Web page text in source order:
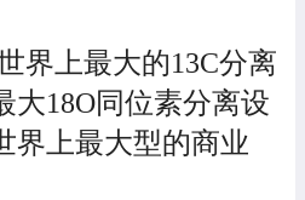
上最大的13C分离
大18O同位素分离设
界上最大型的商业